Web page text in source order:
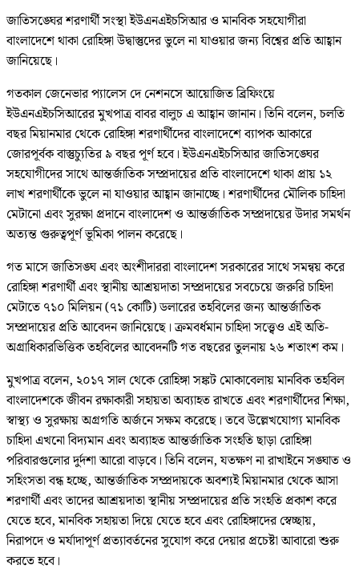
জাতিসঙ্ঘের শরণার্থী সংস্থা ইউএনএইচসিআর ও মানবিক সহযোগীরা
বাংলাদেশে থাকা রোহিঙ্গা উদ্বাস্তুদের ভুলে না যাওয়ার জন্য বিশ্বের প্রতি আহ্বান
জানিয়েছে।
গতকাল জেনেভার প্যালেস দে নেশনসে আয়োজিত ব্রিফিংয়ে
ইউএনএইচসিআরের মুখপাত্র বাবর বালুচ এ আহ্বান জানান। তিনি বলেন, চলতি
বছর মিয়ানমার থেকে রোহিঙ্গা শরণার্থীদের বাংলাদেশে ব্যাপক আকারে
জোরপূর্বক বাস্তুচ্যুতির ৯ বছর পূর্ণ হবে। ইউএনএইচসিআর জাতিসঙ্ঘের
সহযোগীদের সাথে আন্তর্জাতিক সম্প্রদায়ের প্রতি বাংলাদেশে থাকা প্রায় ১২
লাখ শরণার্থীকে ভুলে না যাওয়ার আহ্বান জানাচ্ছে। শরণার্থীদের মৌলিক চাহিদা
মেটানো এবং সুরক্ষা প্রদানে বাংলাদেশ ও আন্তর্জাতিক সম্প্রদায়ের উদার সমর্থন
অত্যন্ত গুরুত্বপূর্ণ ভূমিকা পালন করেছে।
গত মাসে জাতিসঙ্ঘ এবং অংশীদাররা বাংলাদেশ সরকারের সাথে সমন্বয় করে
রোহিঙ্গা শরণার্থী এবং স্থানীয় আশ্রয়দাতা সম্প্রদায়ের সবচেয়ে জরুরি চাহিদা
মেটাতে ৭১০ মিলিয়ন (৭১ কোটি) ডলারের তহবিলের জন্য আন্তর্জাতিক
সম্প্রদায়ের প্রতি আবেদন জানিয়েছে। ক্রমবর্ধমান চাহিদা সত্ত্বেও এই অতি-
অগ্রাধিকারভিত্তিক তহবিলের আবেদনটি গত বছরের তুলনায় ২৬ শতাংশ কম।
মুখপাত্র বলেন, ২০১৭ সাল থেকে রোহিঙ্গা সঙ্কট মোকাবেলায় মানবিক তহবিল
বাংলাদেশকে জীবন রক্ষাকারী সহায়তা অব্যাহত রাখতে এবং শরণার্থীদের শিক্ষা,
স্বাস্থ্য ও সুরক্ষায় অগ্রগতি অর্জনে সক্ষম করেছে। তবে উল্লেখযোগ্য মানবিক
চাহিদা এখনো বিদ্যমান এবং অব্যাহত আন্তর্জাতিক সংহতি ছাড়া রোহিঙ্গা
পরিবারগুলোর দুর্দশা আরো বাড়বে। তিনি বলেন, যতক্ষণ না রাখাইনে সঙ্ঘাত ও
সহিংসতা বন্ধ হচ্ছে, আন্তর্জাতিক সম্প্রদায়কে অবশ্যই মিয়ানমার থেকে আসা
শরণার্থী এবং তাদের আশ্রয়দাতা স্থানীয় সম্প্রদায়ের প্রতি সংহতি প্রকাশ করে
যেতে হবে, মানবিক সহায়তা দিয়ে যেতে হবে এবং রোহিঙ্গাদের স্বেচ্ছায়,
নিরাপদে ও মর্যাদাপূর্ণ প্রত্যাবর্তনের সুযোগ করে দেয়ার প্রচেষ্টা আবারো শুরু
করতে হবে।